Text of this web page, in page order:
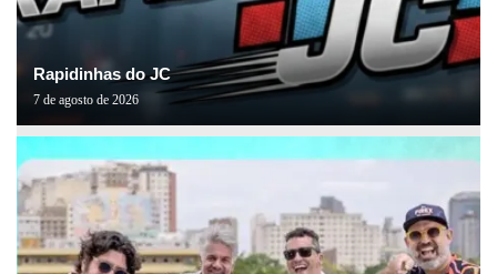
Rapidinhas do JC
7 de agosto de 2026